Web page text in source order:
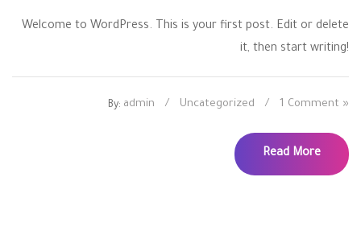
Welcome to WordPress. This is your first post. Edit or delete
it, then start writing!
By: admin / Uncategorized / 1 Comment »
Read More